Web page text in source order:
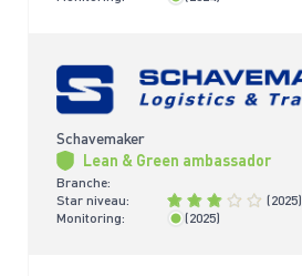
Schavemaker
Lean & Green ambassador
Branche:
Star niveau:
(2025)
Monitoring:
< 2 jaar
(2025)